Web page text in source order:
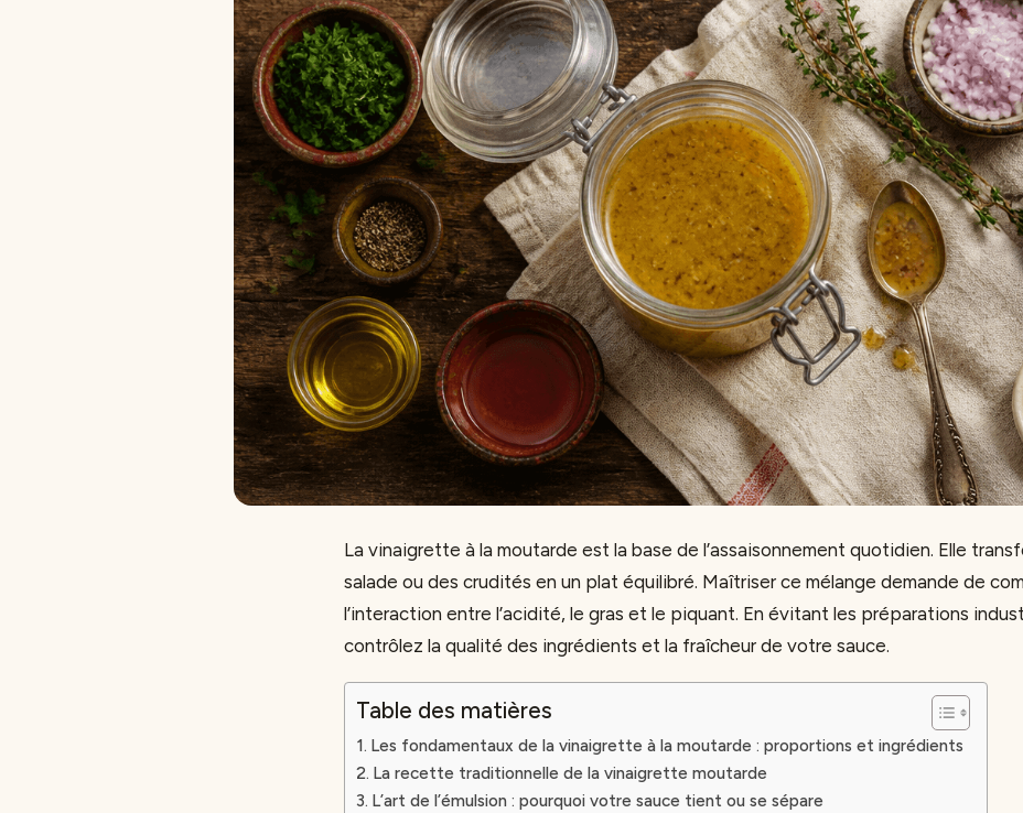
La vinaigrette à la moutarde est la base de l’assaisonnement quotidien. Elle
salade ou des crudités en un plat équilibré. Maîtriser ce mélange demande de
l’interaction entre l’acidité, le gras et le piquant. En évitant les préparations
contrôlez la qualité des ingrédients et la fraîcheur de votre sauce.
Table des matières
Les fondamentaux de la vinaigrette à la moutarde : proportions et ingrédients
La recette traditionnelle de la vinaigrette moutarde
L’art de l’émulsion : pourquoi votre sauce tient ou se sépare